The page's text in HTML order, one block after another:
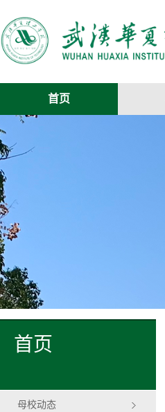
首页
首页
母校动态